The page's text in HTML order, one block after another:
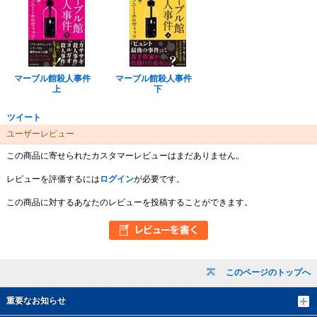
このページのトップへ
重要なお知らせ
マーブル館殺人事件
上
マーブル館殺人事件
下
ツイート
ユーザーレビュー
この商品に寄せられたカスタマーレビューはまだありません。
レビューを評価するには ログインが必要です。
この商品に対するあなたのレビューを投稿することができます。